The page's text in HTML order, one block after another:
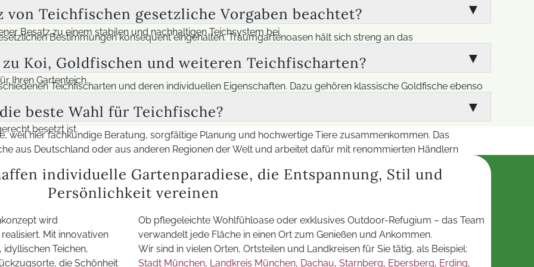
Durch diese sorgfältige Planung entsteht ein harmonisches Umfeld, in dem sich die Tiere optimal
Besatz zu einem stabilen und nachhaltigen Teichsystem bei.
von Teichfischen gesetzliche Vorgaben beachtet?
Bestimmungen konsequent eingehalten. Traumgartenoasen hält sich streng an das
Fischarten ist die rechtssichere Beschaffung ein wichtiger Aspekt. So profitieren Sie von einer
Ihren Gartenteich.
Koi, Goldfischen und weiteren Teichfischarten?
Teichfischarten und deren individuellen Eigenschaften. Dazu gehören klassische Goldfische ebenso
finden, der Ihre ästhetischen Vorstellungen mit den Bedürfnissen der Tiere verbindet. Das Ergebnis ist ein
besetzt ist.
beste Wahl für Teichfische?
weil hier fachkundige Beratung, sorgfältige Planung und hochwertige Tiere zusammenkommen. Das
aus Deutschland oder aus anderen Regionen der Welt und arbeitet dafür mit renommierten Händlern
damit Stress, Krankheiten und Unverträglichkeiten vermieden werden. Ob neuer Teich oder
wird individuell und nachhaltig auf Ihren Teich abgestimmt. Zudem werden alle gesetzlichen Vorgaben und
Sie auf Qualität und Sicherheit vertrauen können.
individuelle Gartenparadiese, die Entspannung, Stil und
Persönlichkeit vereinen
wird
Mit innovativen
Teichen,
die Schönheit
Ob pflegeleichte Wohlfühloase oder exklusives Outdoor-Refugium – das Team
verwandelt jede Fläche in einen Ort zum Genießen und Ankommen.
Wir sind in vielen Orten, Ortsteilen und Landkreisen für Sie tätig, als Beispiel:
Stadt München, Landkreis München, Dachau, Starnberg, Ebersberg, Erding,